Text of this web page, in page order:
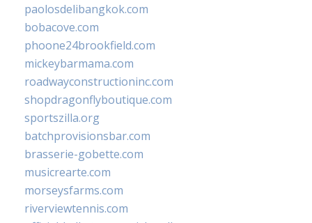
paolosdelibangkok.com
bobacove.com
phoone24brookfield.com
mickeybarmama.com
roadwayconstructioninc.com
shopdragonflyboutique.com
sportszilla.org
batchprovisionsbar.com
brasserie-gobette.com
musicrearte.com
morseysfarms.com
riverviewtennis.com